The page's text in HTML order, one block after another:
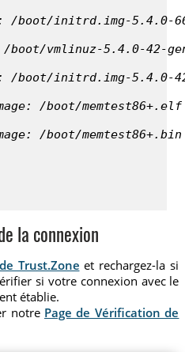
/boot/initrd.img-5.4.0-
boot/vmlinuz-5.4.0-42-
/boot/initrd.img-5.4.0-
/boot/memtest86+.elf
/boot/memtest86+.bin
la connexion
Trust.Zone et rechargez-la si
si votre connexion avec le
établie.
notre Page de Vérification de